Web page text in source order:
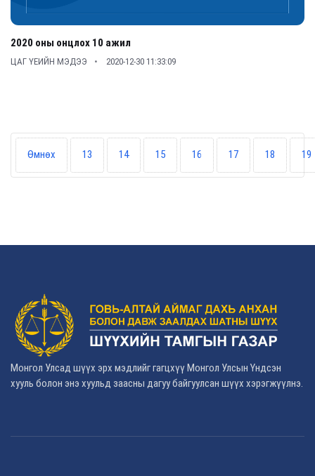
2020 оны онцлох 10 ажил
ЦАГ ҮЕИЙН МЭДЭЭ 2020-12-30 11:33:09
Өмнөх 13 14 15 16 17 18 19
Монгол Улсад шүүх эрх мэдлийг гагцхүү Монгол Улсын Үндсэн
хууль болон энэ хуульд заасны дагуу байгуулсан шүүх хэрэгжүүлнэ.